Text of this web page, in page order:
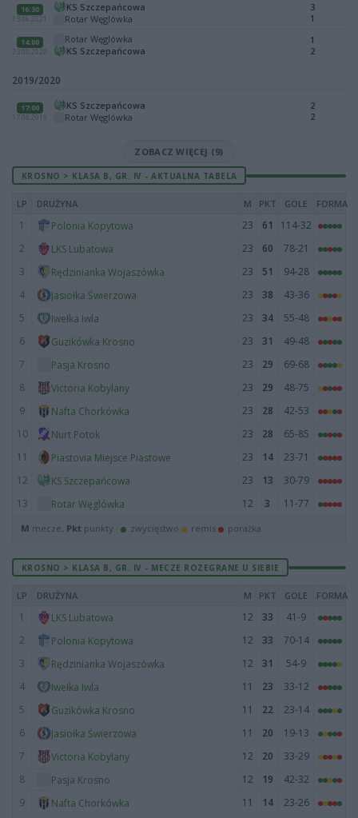
16:30
13.06.2021
KS Szczepańcowa
Rotar Węglówka
3
1
14:00
23.08.2020
Rotar Węglówka
KS Szczepańcowa
1
2
2019/2020
17:00
17.08.2019
KS Szczepańcowa
Rotar Węglówka
2
2
ZOBACZ WIĘCEJ (9)
KROSNO > KLASA B, GR. IV - AKTUALNA TABELA
LP DRUŻYNA M PKT GOLE FORMA
1 Polonia Kopytowa 23 61
114-32
2
LKS Lubatowa 23 60
78-21
3
Rędzinianka Wojaszówka 23 51
94-28
4
Jasiołka Świerzowa 23 38
43-36
5
Iwełka Iwla 23 34
55-48
6
Guzikówka Krosno 23 31
49-48
7
Pasja Krosno 23 29
69-68
8
Victoria Kobylany 23 29
48-75
9
Nafta Chorkówka 23 28
42-53
10
Nurt Potok 23 28
65-85
11
Piastovia Miejsce Piastowe 23 14
23-71
12
KS Szczepańcowa 23 13
30-79
13
Rotar Węglówka 12 3 11-77
M mecze, Pkt punkty · zwycięstwo remis porażka
KROSNO > KLASA B, GR. IV - MECZE ROZEGRANE U SIEBIE
LP DRUŻYNA M PKT GOLE FORMA
1 LKS Lubatowa 12 33
41-9
2
Polonia Kopytowa 12 33
70-14
3
Rędzinianka Wojaszówka 12 31
54-9
4
Iwełka Iwla 11 23
33-12
5
Guzikówka Krosno 11 22
23-14
6
Jasiołka Świerzowa 11 20
19-13
7
Victoria Kobylany 12 20
33-29
8
Pasja Krosno 12 19
42-32
9
Nafta Chorkówka 11 14 23-26